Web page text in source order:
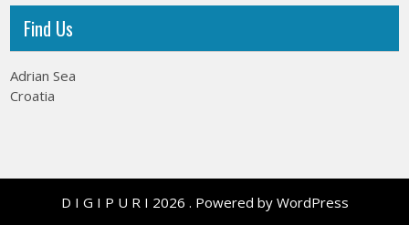
Find Us
Adrian Sea
Croatia
D I G I P U R I 2026 . Powered by WordPress